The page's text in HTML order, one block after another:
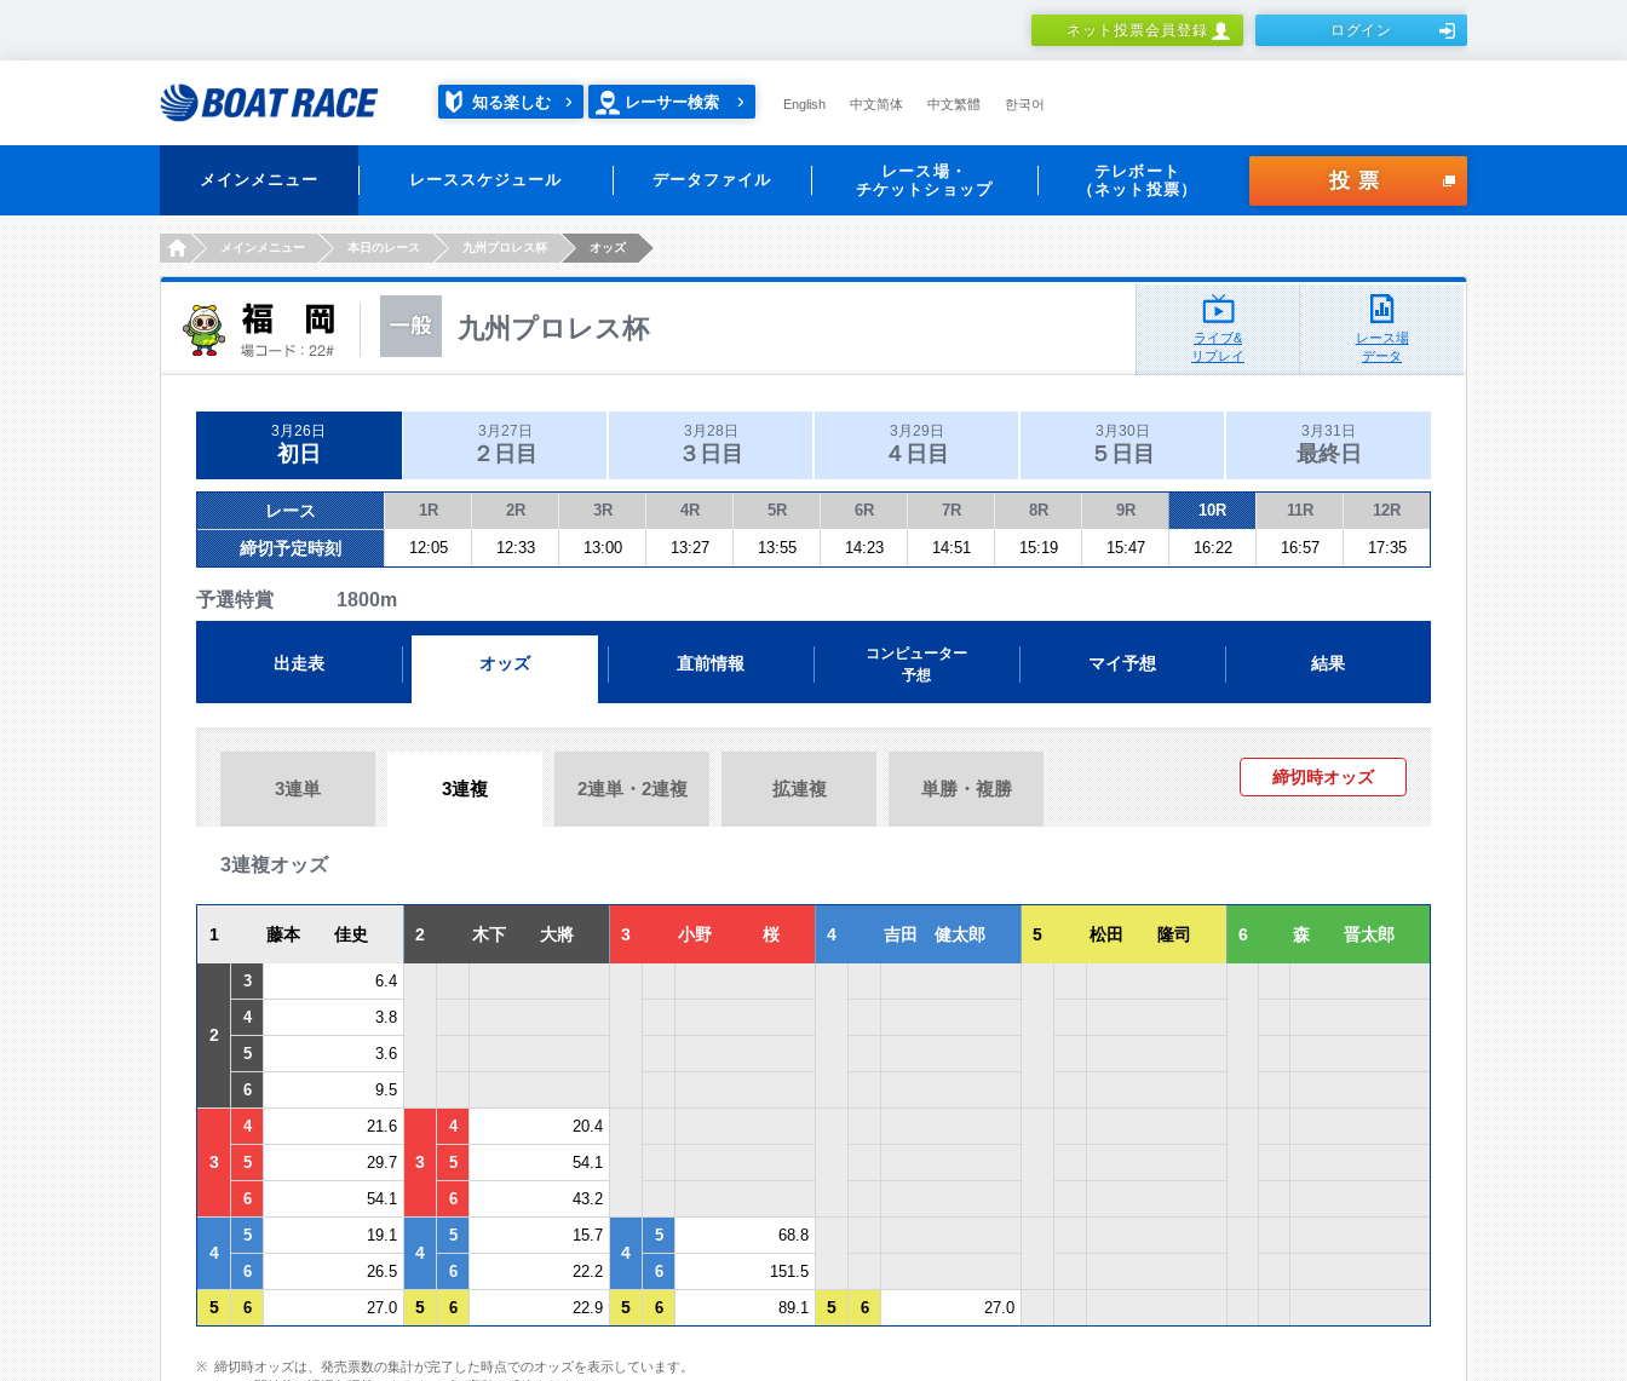
ネット投票会員登録 ログイン
知る楽しむ レーサー検索 English 中文简体 中文繁體 한국어
メインメニュー レーススケジュール データファイル
レース場・
チケットショップ
テレボート
（ネット投票）
投票
HOMEメインメニュー 本日のレース 九州プロレス杯 オッズ
九州プロレス杯
ライブ&
リプレイ
レース場
データ
3月26日
初日
3月27日
２日目
3月28日
３日目
3月29日
４日目
3月30日
５日目
3月31日
最終日
レース 1R 2R 3R 4R 5R 6R 7R 8R 9R 10R 11R 12R
締切予定時刻 12:05 12:33 13:00 13:27 13:55 14:23 14:51 15:19 15:47 16:22 16:57 17:35
予選特賞 1800m
出走表 オッズ 直前情報
コンピューター
予想
マイ予想 結果
3連単 3連複 2連単・2連複 拡連複 単勝・複勝
締切時オッズ
3連複オッズ
1 藤本 佳史 2 木下 大將 3 小野 桜 4 吉田 健太郎 5 松田 隆司 6 森 晋太郎
2
3
6.4
4
3.8
5
3.6
6
9.5
3
4 21.6
3
4
20.4
5
29.7 5
54.1
6
54.1 6 43.2
4
5 19.1
4
5 15.7
4
5
68.8
6
26.5 6 22.2 6 151.5
5 6 27.0 5 6 22.9 5 6 89.1 5 6 27.0
締切時オッズは、発売票数の集計が完了した時点でのオッズを表示しています。